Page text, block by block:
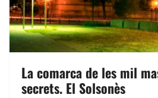
La comarca de les mil
secrets. El Solsonès